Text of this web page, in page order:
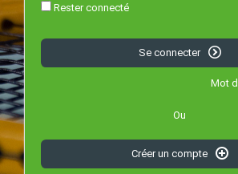
Rester connecté
Se connecter
Mot
Ou
Créer un compte